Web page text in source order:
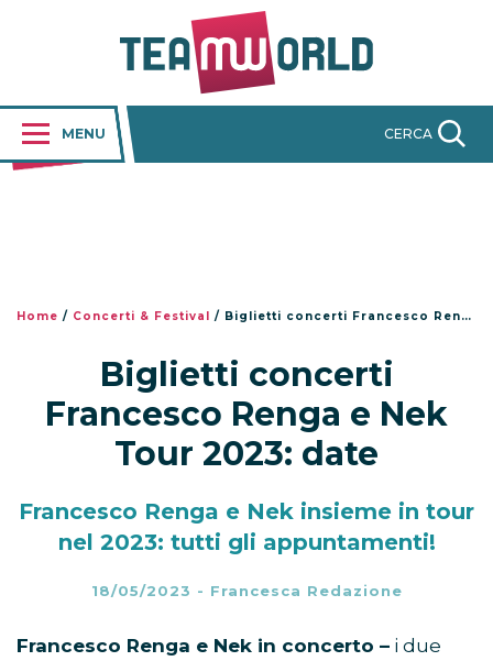
MENU CERCA
Home / Concerti & Festival / Biglietti concerti Francesco Renga e Nek Tour 2023: date
Biglietti concerti
Francesco Renga e Nek
Tour 2023: date
Francesco Renga e Nek insieme in tour
nel 2023: tutti gli appuntamenti!
18/05/2023 - Francesca Redazione
Francesco Renga e Nek in concerto – i due